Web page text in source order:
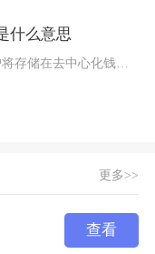
什么意思
更多>>
查看